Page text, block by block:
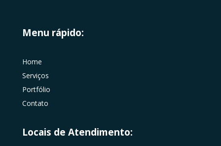
Menu rápido:
Home
Serviços
Portfólio
Contato
Locais de Atendimento: